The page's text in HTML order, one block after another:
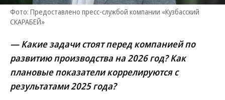
Фото: Предоставлено пресс-службой компании «Кузбасский
СКАРАБЕЙ»
— Какие задачи стоят перед компанией по
развитию производства на 2026 год? Как
плановые показатели коррелируются с
результатами 2025 года?